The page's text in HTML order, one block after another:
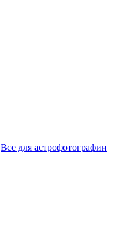
Все для астрофотографии